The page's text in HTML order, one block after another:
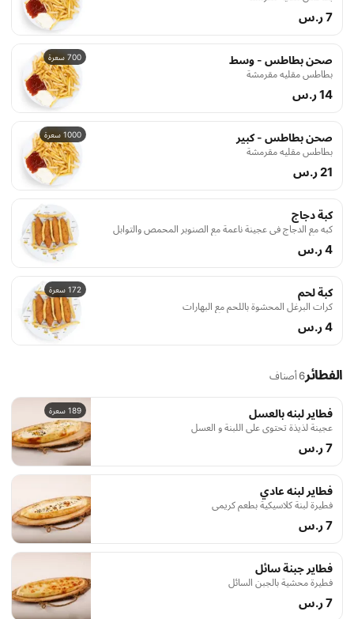
7 ر.س
700 سعرة صحن بطاطس - وسط
بطاطس مقليه مقرمشة
14 ر.س
1000 سعرة صحن بطاطس - كبير
بطاطس مقليه مقرمشة
21 ر.س
كبة دجاج
كبه مع الدجاج في عجينة ناعمة مع الصنوبر المحمص والتوابل
4 ر.س
172 سعرة كبة لحم
كرات البرغل المحشوة باللحم مع البهارات
4 ر.س
الفطائر6 أصناف
189 سعرة فطاير لبنه بالعسل
عجينة لذيذة تحتوي على اللبنة و العسل
7 ر.س
فطاير لبنه عادي
فطيرة لبنة كلاسيكية بطعم كريمي
7 ر.س
فطاير جبنة سائل
فطيرة محشية بالجبن السائل
7 ر.س